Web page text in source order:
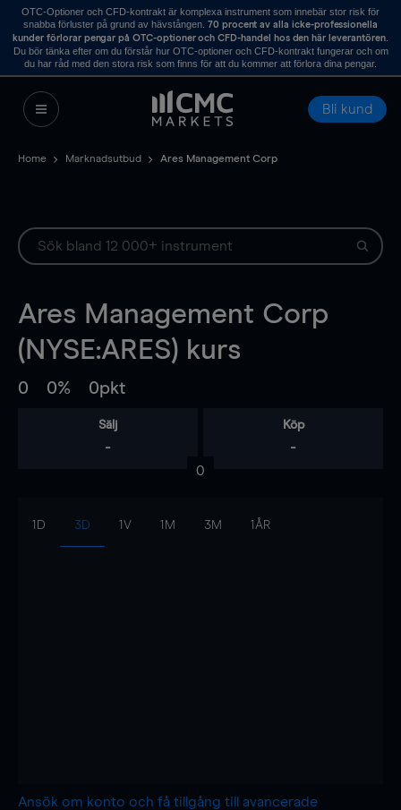
OTC-Optioner och CFD-kontrakt är komplexa instrument som innebär stor risk för
snabba förluster på grund av hävstången. 70 procent av alla icke-professionella
kunder förlorar pengar på OTC-optioner och CFD-handel hos den här leverantören.
Du bör tänka efter om du förstår hur OTC-optioner och CFD-kontrakt fungerar och om
du har råd med den stora risk som finns för att du kommer att förlora dina pengar.
Bli kund
Home Marknadsutbud Ares Management Corp
Ares Management Corp
(NYSE:ARES) kurs
0 0% 0pkt
Sälj
-
Köp
-
0
1D 3D 1V 1M 3M 1ÅR
Ansök om konto och få tillgång till avancerade